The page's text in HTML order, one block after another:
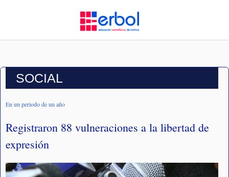
SOCIAL
En un periodo de un año
Registraron 88 vulneraciones a la libertad de
expresión